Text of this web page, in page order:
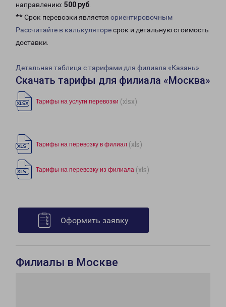
направлению: 500 руб.
** Срок перевозки является ориентировочным
Рассчитайте в калькуляторесрок и детальную стоимость
доставки.
Детальная таблица с тарифами для филиала «Казань»
Скачать тарифы для филиала «Москва»
Тарифы на услуги перевозки (xlsx)
Тарифы на перевозку в филиал (xls)
Тарифы на перевозку из филиала (xls)
Оформить заявку
Филиалы в Москве